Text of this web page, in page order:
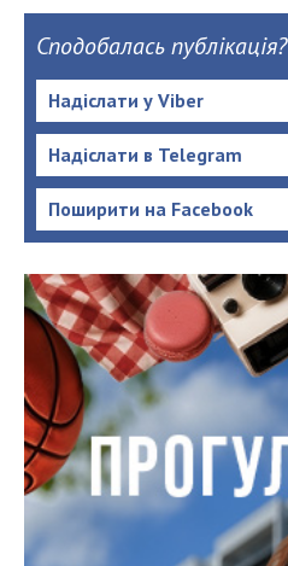
Сподобалась публікація?
Надіслати у Viber
Надіслати в Telegram
Поширити на Facebook